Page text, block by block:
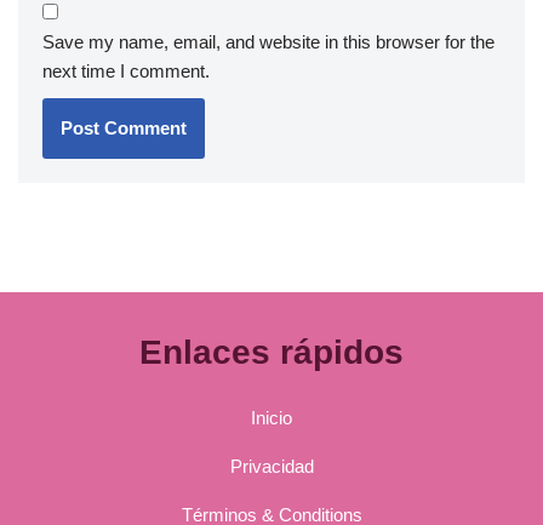
Save my name, email, and website in this browser for the
next time I comment.
Enlaces rápidos
Inicio
Privacidad
Términos & Conditions